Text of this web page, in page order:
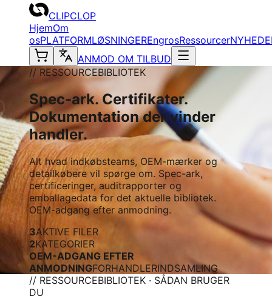
CLIPCLOP
HjemOm
osPLATFORMLØSNINGEREngrosRessourcer
ANMOD OM TILBUD
// RESSOURCEBIBLIOTEK
Spec-ark. Certifikater.
Dokumentation der vinder
handler.
Alt hvad indkøbsteams, OEM-mærker og
detailkøbere vil spørge om. Spec-ark,
certificeringer, auditrapporter og
emballagedata for det aktuelle bibliotek.
OEM-adgang efter anmodning.
3AKTIVE FILER
2KATEGORIER
OEM-ADGANG EFTER
ANMODNINGFORHANDLERINDSAMLING
// RESSOURCEBIBLIOTEK · SÅDAN BRUGER
DU